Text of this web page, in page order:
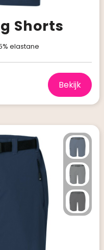
Shorts
elastane
Bekijk